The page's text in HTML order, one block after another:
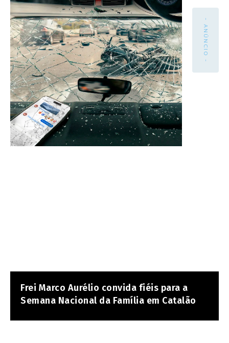
- ANÚNCIO -
Frei Marco Aurélio convida fiéis para a
Semana Nacional da Família em Catalão